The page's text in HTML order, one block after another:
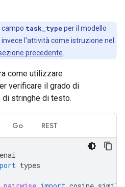
campo task_typeper il modello
invece l'attività come istruzione nel
precedente
come utilizzare
verificare il grado di
stringhe di testo.
Go REST
types